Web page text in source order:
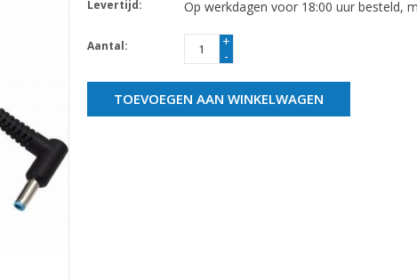
Levertijd: Op werkdagen voor 18:00 uur besteld,
Aantal:
+
-
TOEVOEGEN AAN WINKELWAGEN